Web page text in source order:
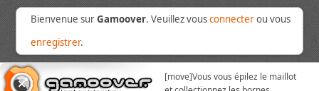
Bienvenue surGamoover. Veuillez vousconnecterou vous
enregistrer.
[move]Vous vous épilez le maillot